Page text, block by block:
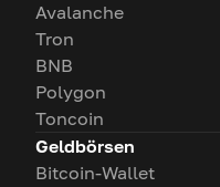
Avalanche
Tron
BNB
Polygon
Toncoin
Geldbörsen
Bitcoin-Wallet